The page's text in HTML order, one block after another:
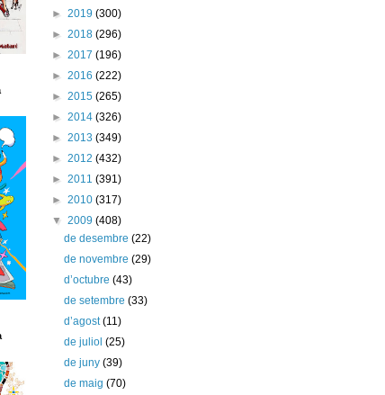
► 2019 (300)
► 2018 (296)
► 2017 (196)
► 2016 (222)
► 2015 (265)
► 2014 (326)
► 2013 (349)
► 2012 (432)
► 2011 (391)
► 2010 (317)
▼ 2009 (408)
de desembre(22)
de novembre(29)
d’octubre(43)
de setembre(33)
d’agost(11)
de juliol(25)
de juny(39)
de maig(70)